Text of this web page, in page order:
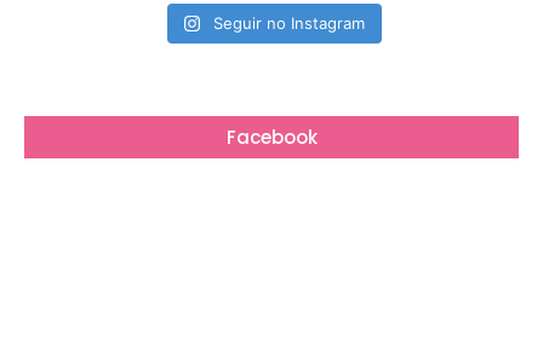
Seguir no Instagram
Facebook